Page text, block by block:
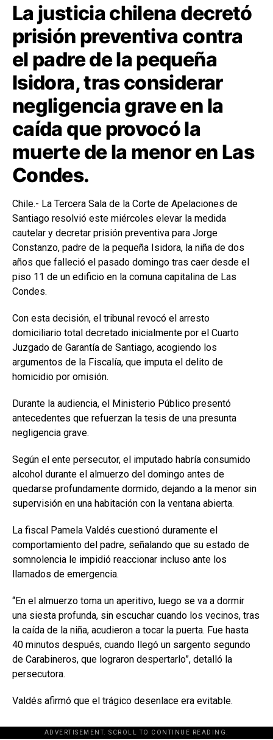
La justicia chilena decretó
prisión preventiva contra
el padre de la pequeña
Isidora, tras considerar
negligencia grave en la
caída que provocó la
muerte de la menor en Las
Condes.
Chile.- La Tercera Sala de la Corte de Apelaciones de
Santiago resolvió este miércoles elevar la medida
cautelar y decretar prisión preventiva para Jorge
Constanzo, padre de la pequeña Isidora, la niña de dos
años que falleció el pasado domingo tras caer desde el
piso 11 de un edificio en la comuna capitalina de Las
Condes.
Con esta decisión, el tribunal revocó el arresto
domiciliario total decretado inicialmente por el Cuarto
Juzgado de Garantía de Santiago, acogiendo los
argumentos de la Fiscalía, que imputa el delito de
homicidio por omisión.
Durante la audiencia, el Ministerio Público presentó
antecedentes que refuerzan la tesis de una presunta
negligencia grave.
Según el ente persecutor, el imputado habría consumido
alcohol durante el almuerzo del domingo antes de
quedarse profundamente dormido, dejando a la menor sin
supervisión en una habitación con la ventana abierta.
La fiscal Pamela Valdés cuestionó duramente el
comportamiento del padre, señalando que su estado de
somnolencia le impidió reaccionar incluso ante los
llamados de emergencia.
“En el almuerzo toma un aperitivo, luego se va a dormir
una siesta profunda, sin escuchar cuando los vecinos, tras
la caída de la niña, acudieron a tocar la puerta. Fue hasta
40 minutos después, cuando llegó un sargento segundo
de Carabineros, que lograron despertarlo”, detalló la
persecutora.
Valdés afirmó que el trágico desenlace era evitable.
ADVERTISEMENT. SCROLL TO CONTINUE READING.